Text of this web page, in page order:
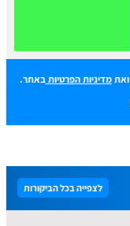
ואתמדיניות הפרטיות באתר.
לצפייה בכל הביקורות